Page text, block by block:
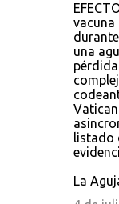
vacuna
una
listado
La